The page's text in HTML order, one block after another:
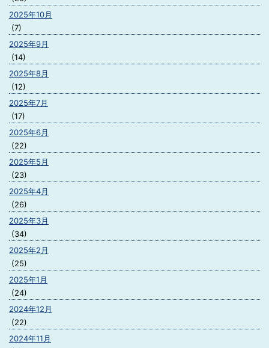
2025年10月
(7)
2025年9月
(14)
2025年8月
(12)
2025年7月
(17)
2025年6月
(22)
2025年5月
(23)
2025年4月
(26)
2025年3月
(34)
2025年2月
(25)
2025年1月
(24)
2024年12月
(22)
2024年11月